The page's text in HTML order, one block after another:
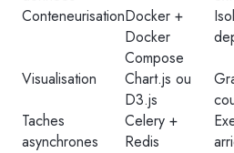
ConteneurisationDocker +
Docker
Compose
Visualisation
Chart.js ou
D3.js
Taches
asynchrones
Celery +
Redis